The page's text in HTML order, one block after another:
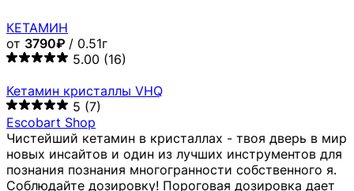
КЕТАМИН
от 3790₽ / 0.51г
5.00 (16)
Кетамин кристаллы VHQ
5 (7)
Escobart Shop
Чистейший кетамин в кристаллах - твоя дверь в мир
новых инсайтов и один из лучших инструментов для
познания познания многогранности собственного я.
Соблюдайте дозировку! Пороговая дозировка дает